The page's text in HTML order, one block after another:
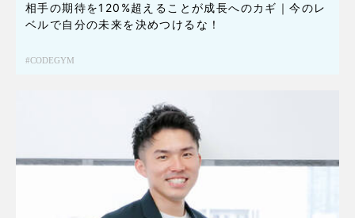
相手の期待を120%超えることが成長へのカギ｜今のレ
ベルで自分の未来を決めつけるな！
CODEGYM